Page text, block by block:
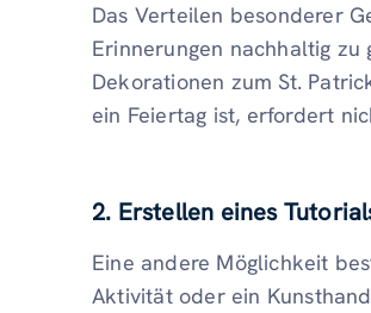
Das Verteilen besonderer
Erinnerungen nachhaltig
Dekorationen zum St.
ein Feiertag ist, erfordert
2. Erstellen eines
Eine andere Möglichkeit
Aktivität oder ein